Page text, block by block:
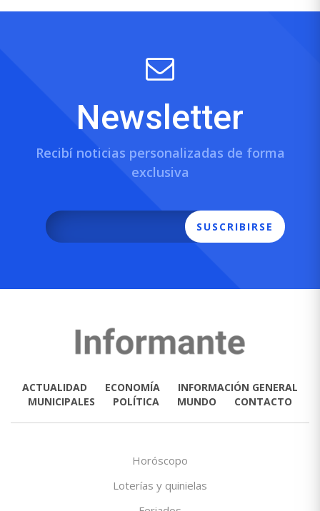
Newsletter
Recibí noticias personalizadas de forma
exclusiva
SUSCRIBIRSE
ACTUALIDAD ECONOMÍA
INFORMACIÓN GENERAL
MUNICIPALES
POLÍTICA MUNDO CONTACTO
Horóscopo
Loterías y quinielas